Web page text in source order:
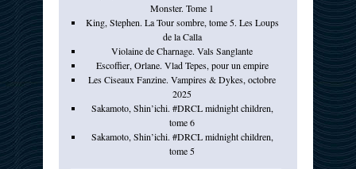
Monster. Tome 1
King, Stephen. La Tour sombre, tome 5. Les Loups
de la Calla
Violaine de Charnage. Vals Sanglante
Escoffier, Orlane. Vlad Tepes, pour un empire
Les Ciseaux Fanzine. Vampires & Dykes, octobre
2025
Sakamoto, Shin’ichi. #DRCL midnight children,
tome 6
Sakamoto, Shin’ichi. #DRCL midnight children,
tome 5